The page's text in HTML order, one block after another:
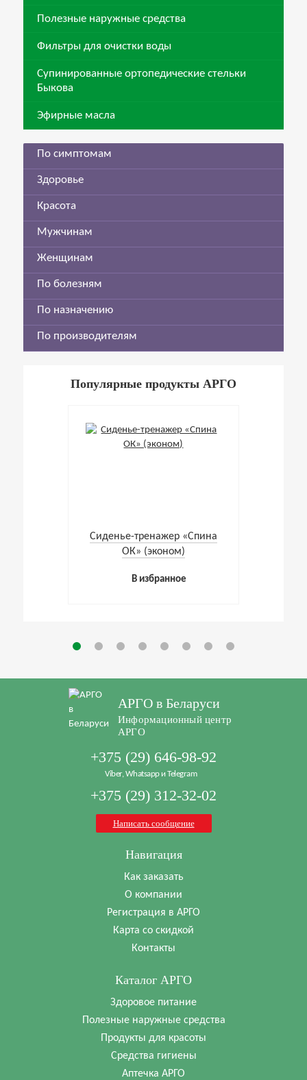
Полезные наружные средства
Фильтры для очистки воды
Супинированные ортопедические стельки
Быкова
Эфирные масла
По симптомам
Здоровье
Красота
Мужчинам
Женщинам
По болезням
По назначению
По производителям
Популярные продукты АРГО
Cиденье-тренажер «Спина
ОК» (эконом)
В избранное
АРГО в Беларуси
Информационный центр
АРГО
+375 (29) 646-98-92
Viber, Whatsapp и Telegram
+375 (29) 312-32-02
Написать сообщение
Навигация
Как заказать
О компании
Регистрация в АРГО
Карта со скидкой
Контакты
Каталог АРГО
Здоровое питание
Полезные наружные средства
Продукты для красоты
Средства гигиены
Аптечка АРГО